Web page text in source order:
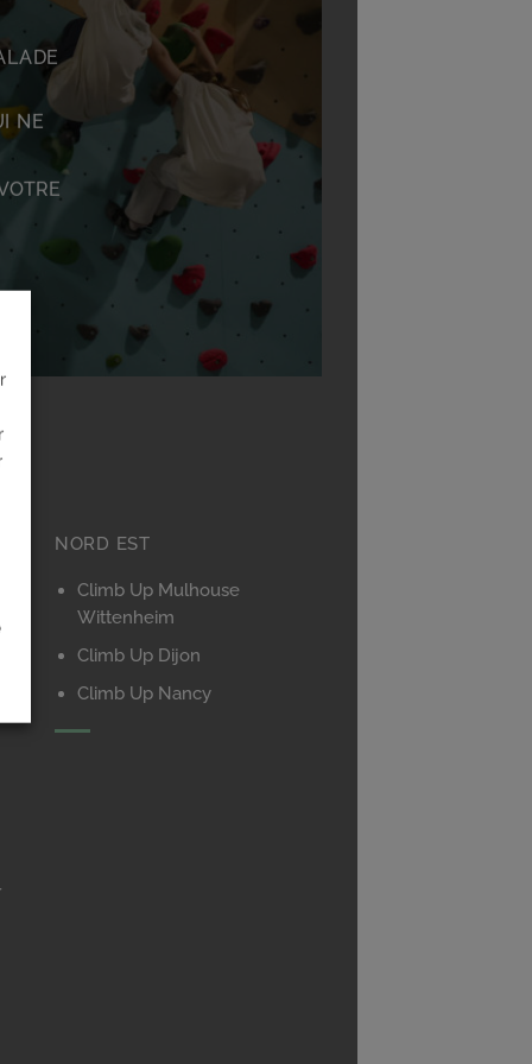
NE
NORD EST
Climb Up Mulhouse
Wittenheim
Climb Up Dijon
Climb Up Nancy